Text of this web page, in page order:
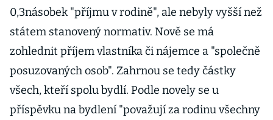
0,3násobek "příjmu v rodině", ale nebyly vyšší než
státem stanovený normativ. Nově se má
zohlednit příjem vlastníka či nájemce a "společně
posuzovaných osob". Zahrnou se tedy částky
všech, kteří spolu bydlí. Podle novely se u
příspěvku na bydlení "považují za rodinu všechny